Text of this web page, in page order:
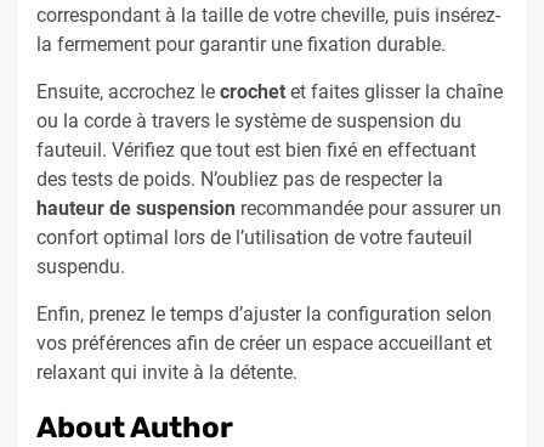
correspondant à la taille de votre cheville, puis insérez-
la fermement pour garantir une fixation durable.
Ensuite, accrochez le crochet et faites glisser la chaîne
ou la corde à travers le système de suspension du
fauteuil. Vérifiez que tout est bien fixé en effectuant
des tests de poids. N’oubliez pas de respecter la
hauteur de suspension recommandée pour assurer un
confort optimal lors de l’utilisation de votre fauteuil
suspendu.
Enfin, prenez le temps d’ajuster la configuration selon
vos préférences afin de créer un espace accueillant et
relaxant qui invite à la détente.
About Author